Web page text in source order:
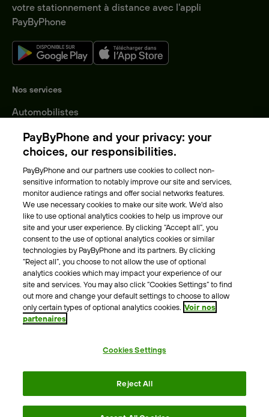
votre stationnement à distance avec l'appli
PayByPhone
Nos services
Automobilistes
Collectivités
Nos villes
A propos
Notre équipe
Notre actualité
Blog
Autre
Contactez nous
Aide
Contact presse
Conditions généralesPolitique de Confidentialité
Politique Cookies
PayByPhone and your privacy: your
choices, our responsibilities.
PayByPhone and our partners use cookies to collect non-
sensitive information to notably improve our site and services,
monitor audience ratings and offer social networks features.
We use necessary cookies to make our site work. We'd also
like to use optional analytics cookies to help us improve our
site and your user experience. By clicking “Accept all”, you
consent to the use of optional analytics cookies or similar
technologies by PayByPhone and its partners. By clicking
“Reject all”, you choose to not allow the use of optional
analytics cookies which may impact your experience of our
site and services. You may also click “Cookies Settings” to find
out more and change your default settings to choose to allow
only certain types of optional analytics cookies. Voir nos
partenaires
Cookies Settings
Reject All